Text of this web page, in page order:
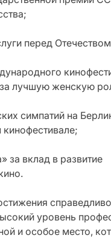
перед
лучшую женскую
симпатий на
вклад в развитие
справедливо
уровень
и особое место,